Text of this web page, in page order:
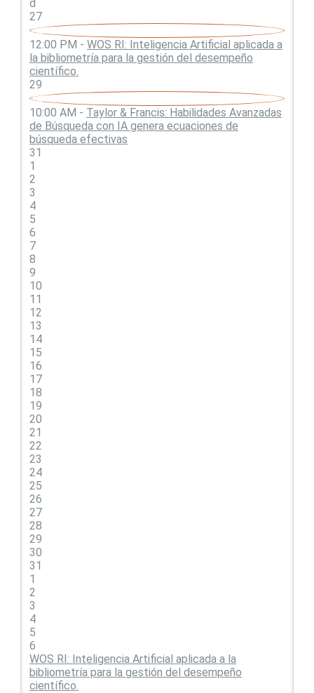
d
27
28
12:00 PM - WOS RI: Inteligencia Artificial aplicada a
la bibliometría para la gestión del desempeño
científico.
29
30
10:00 AM - Taylor & Francis: Habilidades Avanzadas
de Búsqueda con IA genera ecuaciones de
búsqueda efectivas
31
1
2
3
4
5
6
7
8
9
10
11
12
13
14
15
16
17
18
19
20
21
22
23
24
25
26
27
28
29
30
31
1
2
3
4
5
6
WOS RI: Inteligencia Artificial aplicada a la
bibliometría para la gestión del desempeño
científico.